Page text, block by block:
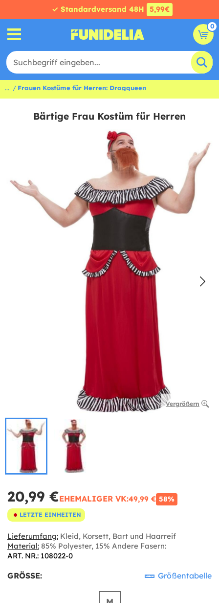
✓ Standardversand 48H 5,99€
0
... Frauen Kostüme für Herren: Dragqueen
Bärtige Frau Kostüm für Herren
Vergrößern
20,99 €EHEMALIGER VK:49,99 € 58%
LETZTE EINHEITEN
Lieferumfang: Kleid, Korsett, Bart und Haarreif
Material: 85% Polyester, 15% Andere Fasern:
ART. NR.: 108022-0
GRÖSSE: Größentabelle